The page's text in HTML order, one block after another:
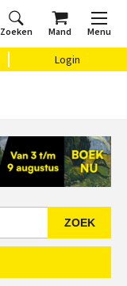
Zoeken Mand Menu
Login
ZOEK